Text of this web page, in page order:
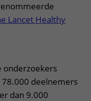
Lancet Healthy
onderzoekers
78.000 deelnemers
dan 9.000